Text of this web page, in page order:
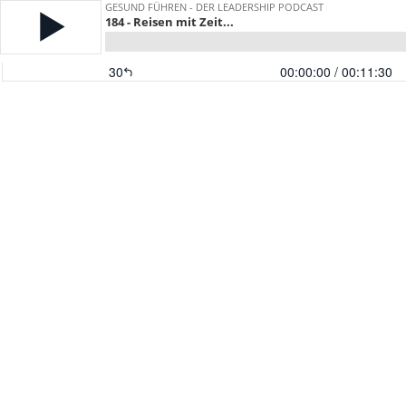
GESUND FÜHREN - DER LEADERSHIP PODCAST
184 - Reisen mit Zeit...
30 00:00:00 / 00:11:30